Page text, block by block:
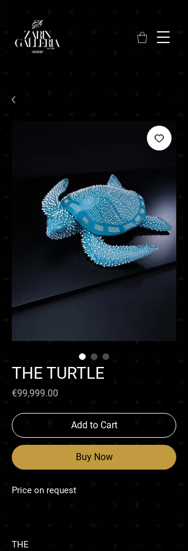
THE TURTLE
€99,999.00
Add to Cart
Buy Now
Price on request
THE